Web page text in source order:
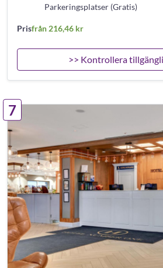
Parkeringsplatser (Gratis)
Prisfrån 216,46 kr
>> Kontrollera
7